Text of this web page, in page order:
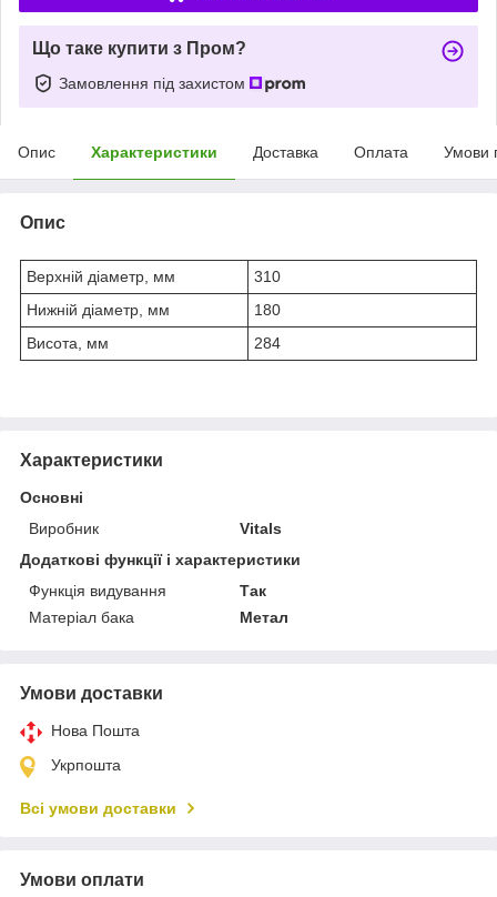
Що таке купити з Пром?
Замовлення під захистом
Опис Характеристики Доставка Оплата Умови
Опис
Верхній діаметр, мм
310
Нижній діаметр, мм
180
Висота, мм
284
Характеристики
Основні
Виробник
Vitals
Додаткові функції і характеристики
Функція видування
Так
Матеріал бака
Метал
Умови доставки
Нова Пошта
Укрпошта
Всі умови доставки
Умови оплати